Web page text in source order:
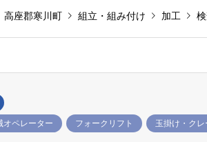
高座郡寒川町 組立・組み付け 加工
オペレーター フォークリフト 玉掛け・クレ